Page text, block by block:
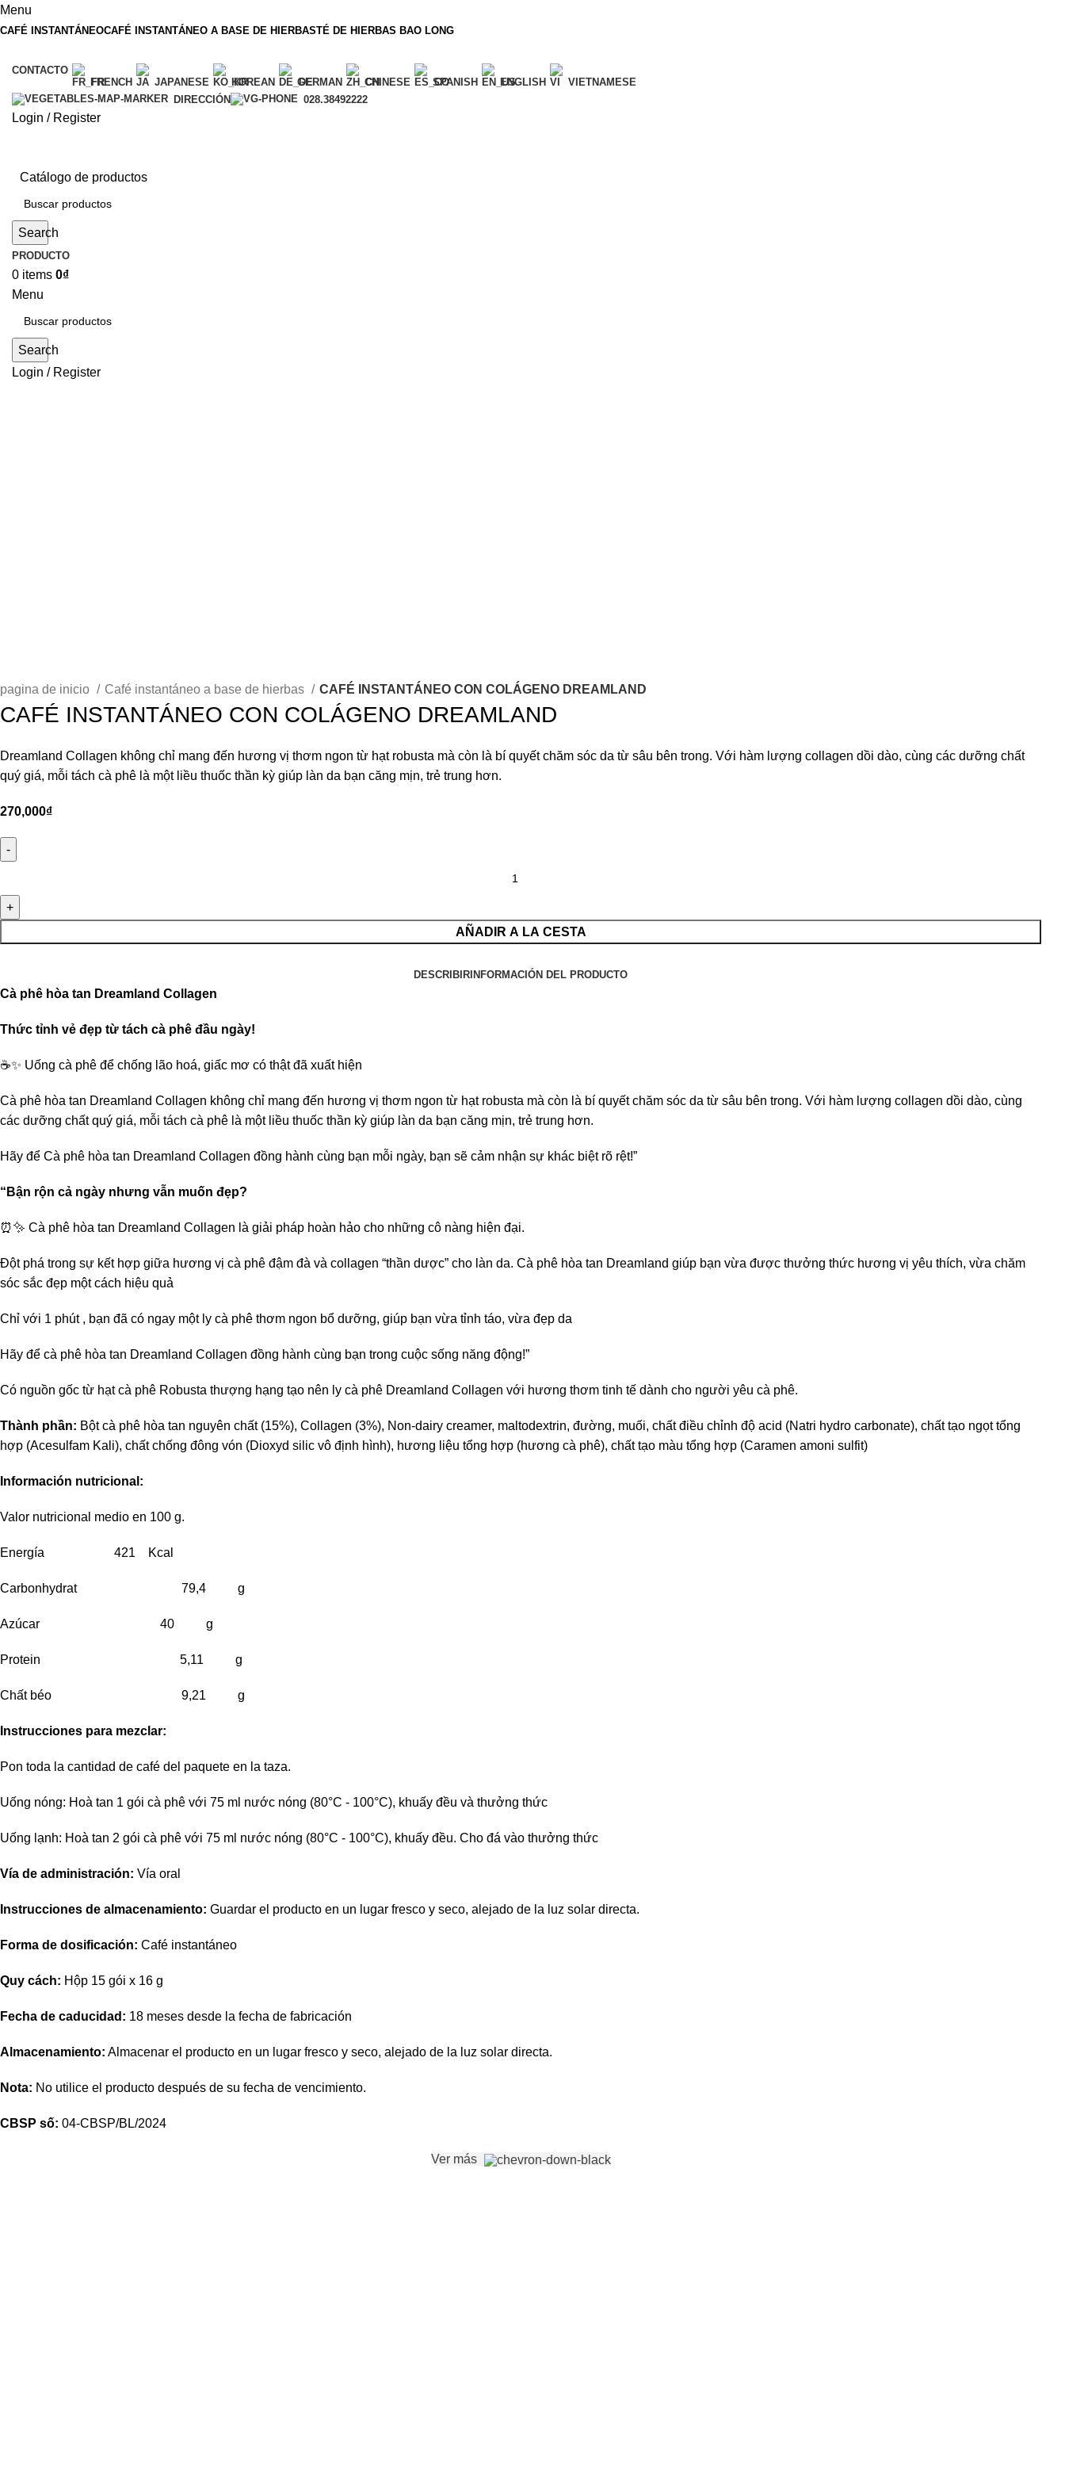
Menu
CAFÉ INSTANTÁNEOCAFÉ INSTANTÁNEO A BASE DE HIERBASTÉ DE HIERBAS BAO LONG
CONTACTO
FRENCH
JAPANESE KOREAN GERMAN CHINESE SPANISH ENGLISH
VIETNAMESE
DIRECCIÓN
028.38492222
Login / Register
Catálogo de productos
Search
PRODUCTO
0 items 0₫
Menu
Search
Login / Register
pagina de inicio Café instantáneo a base de hierbas CAFÉ INSTANTÁNEO CON COLÁGENO DREAMLAND
CAFÉ INSTANTÁNEO CON COLÁGENO DREAMLAND
Dreamland Collagen không chỉ mang đến hương vị thơm ngon từ hạt robusta mà còn là bí quyết chăm sóc da từ sâu bên trong. Với hàm lượng collagen dồi dào, cùng các dưỡng chất
quý giá, mỗi tách cà phê là một liều thuốc thần kỳ giúp làn da bạn căng mịn, trẻ trung hơn.
270,000₫
AÑADIR A LA CESTA
DESCRIBIR INFORMACIÓN DEL PRODUCTO
Cà phê hòa tan Dreamland Collagen
Thức tỉnh vẻ đẹp từ tách cà phê đầu ngày!
☕✨ Uống cà phê để chống lão hoá, giấc mơ có thật đã xuất hiện
Cà phê hòa tan Dreamland Collagen không chỉ mang đến hương vị thơm ngon từ hạt robusta mà còn là bí quyết chăm sóc da từ sâu bên trong. Với hàm lượng collagen dồi dào, cùng
các dưỡng chất quý giá, mỗi tách cà phê là một liều thuốc thần kỳ giúp làn da bạn căng mịn, trẻ trung hơn.
Hãy để Cà phê hòa tan Dreamland Collagen đồng hành cùng bạn mỗi ngày, bạn sẽ cảm nhận sự khác biệt rõ rệt!”
“Bận rộn cả ngày nhưng vẫn muốn đẹp?
⏰✨ Cà phê hòa tan Dreamland Collagen là giải pháp hoàn hảo cho những cô nàng hiện đại.
Đột phá trong sự kết hợp giữa hương vị cà phê đậm đà và collagen “thần dược” cho làn da. Cà phê hòa tan Dreamland giúp bạn vừa được thưởng thức hương vị yêu thích, vừa chăm
sóc sắc đẹp một cách hiệu quả
Chỉ với 1 phút , bạn đã có ngay một ly cà phê thơm ngon bổ dưỡng, giúp bạn vừa tỉnh táo, vừa đẹp da
Hãy để cà phê hòa tan Dreamland Collagen đồng hành cùng bạn trong cuộc sống năng động!”
Có nguồn gốc từ hạt cà phê Robusta thượng hạng tạo nên ly cà phê Dreamland Collagen với hương thơm tinh tế dành cho người yêu cà phê.
Thành phần: Bột cà phê hòa tan nguyên chất (15%), Collagen (3%), Non-dairy creamer, maltodextrin, đường, muối, chất điều chỉnh độ acid (Natri hydro carbonate), chất tạo ngọt tổng
hợp (Acesulfam Kali), chất chống đông vón (Dioxyd silic vô định hình), hương liệu tổng hợp (hương cà phê), chất tạo màu tổng hợp (Caramen amoni sulfit)
Información nutricional:
Valor nutricional medio en 100 g.
Energía 421 Kcal
Carbonhydrat 79,4 g
Azúcar 40 g
Protein 5,11 g
Chất béo 9,21 g
Instrucciones para mezclar:
Pon toda la cantidad de café del paquete en la taza.
Uống nóng: Hoà tan 1 gói cà phê với 75 ml nước nóng (80°C - 100°C), khuấy đều và thưởng thức
Uống lạnh: Hoà tan 2 gói cà phê với 75 ml nước nóng (80°C - 100°C), khuấy đều. Cho đá vào thưởng thức
Vía de administración: Vía oral
Instrucciones de almacenamiento:Guardar el producto en un lugar fresco y seco, alejado de la luz solar directa.
Forma de dosificación:Café instantáneo
Quy cách: Hộp 15 gói x 16 g
Fecha de caducidad: 18 meses desde la fecha de fabricación
Almacenamiento: Almacenar el producto en un lugar fresco y seco, alejado de la luz solar directa.
Nota: No utilice el producto después de su fecha de vencimiento.
CBSP số:04-CBSP/BL/2024
Ver más